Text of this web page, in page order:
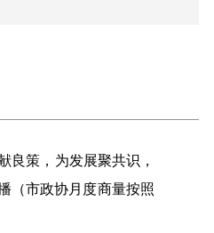
良策，为发展聚共识，
（市政协月度商量按照